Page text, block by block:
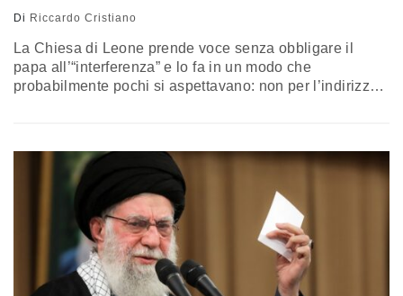
Di Riccardo Cristiano
La Chiesa di Leone prende voce senza obbligare il
papa all’“interferenza” e lo fa in un modo che
probabilmente pochi si aspettavano: non per l’indirizzo
Uniti. La riflessione di Riccardo Cristiano